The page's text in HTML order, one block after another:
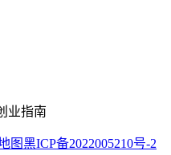
业指南
图黑ICP备2022005210号-2